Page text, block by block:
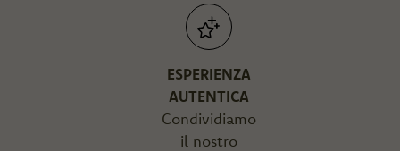
ESPERIENZA
AUTENTICA
Condividiamo
il nostro